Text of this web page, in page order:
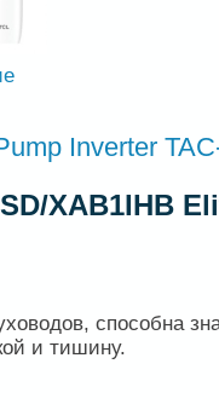
Inverter
XAB1IHB
способна
и тишину.